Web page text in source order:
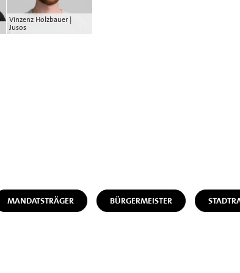
Vinzenz Holzbauer |
Jusos
MANDATSTRÄGER BÜRGERMEISTER